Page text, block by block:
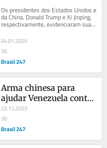
Os presidentes dos Estados Unidos e
da China, Donald Trump e Xi Jinping,
respectivamente, evidenciaram suas
prioridades geopolíticas estratégicas
na...
04.01.2026
30
Brasil 247
Arma chinesa para
ajudar Venezuela contra
os EUA
22.12.2025
30
Brasil 247